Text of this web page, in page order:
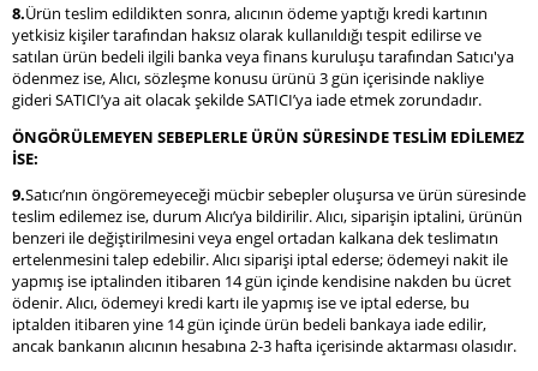
8.Ürün teslim edildikten sonra, alıcının ödeme yaptığı kredi kartının
yetkisiz kişiler tarafından haksız olarak kullanıldığı tespit edilirse ve
satılan ürün bedeli ilgili banka veya finans kuruluşu tarafından Satıcı'ya
ödenmez ise, Alıcı, sözleşme konusu ürünü 3 gün içerisinde nakliye
gideri SATICI’ya ait olacak şekilde SATICI’ya iade etmek zorundadır.
ÖNGÖRÜLEMEYEN SEBEPLERLE ÜRÜN SÜRESİNDE TESLİM EDİLEMEZ
İSE:
9.Satıcı’nın öngöremeyeceği mücbir sebepler oluşursa ve ürün süresinde
teslim edilemez ise, durum Alıcı’ya bildirilir. Alıcı, siparişin iptalini, ürünün
benzeri ile değiştirilmesini veya engel ortadan kalkana dek teslimatın
ertelenmesini talep edebilir. Alıcı siparişi iptal ederse; ödemeyi nakit ile
yapmış ise iptalinden itibaren 14 gün içinde kendisine nakden bu ücret
ödenir. Alıcı, ödemeyi kredi kartı ile yapmış ise ve iptal ederse, bu
iptalden itibaren yine 14 gün içinde ürün bedeli bankaya iade edilir,
ancak bankanın alıcının hesabına 2-3 hafta içerisinde aktarması olasıdır.